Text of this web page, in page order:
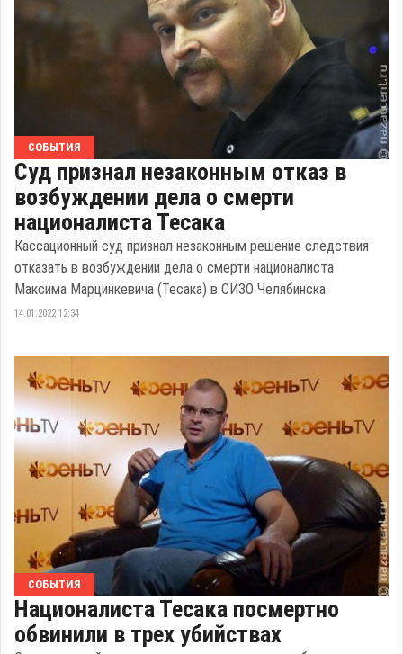
СОБЫТИЯ
Суд признал незаконным отказ в
возбуждении дела о смерти
националиста Тесака
Кассационный суд признал незаконным решение следствия
отказать в возбуждении дела о смерти националиста
Максима Марцинкевича (Тесака) в СИЗО Челябинска.
14.01.2022 12:34
СОБЫТИЯ
Националиста Тесака посмертно
обвинили в трех убийствах